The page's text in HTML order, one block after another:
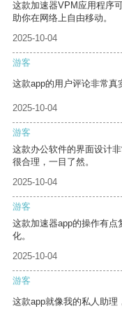
这款加速器VPM应用程序
助你在网络上自由移动。
2025-10-04
游客
这款app的用户评论非常真
2025-10-04
游客
这款办公软件的界面设计
很合理，一目了然。
2025-10-04
游客
这款加速器app的操作有
化。
2025-10-04
游客
这款app就像我的私人助理